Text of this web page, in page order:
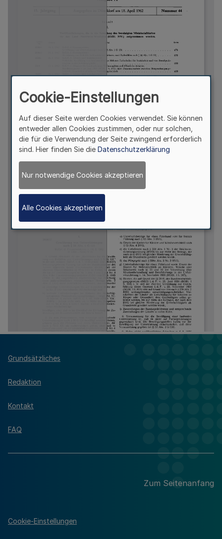
Grundsätzliches
Redaktion
Kontakt
FAQ
Zum Seitenanfang
Cookie-Einstellungen
Cookie-Einstellungen
Auf dieser Seite werden Cookies verwendet. Sie können
entweder allen Cookies zustimmen, oder nur solchen,
die für die Verwendung der Seite zwingend erforderlich
sind. Hier finden Sie die Datenschutzerklärung
Nur notwendige Cookies akzeptieren
Alle Cookies akzeptieren